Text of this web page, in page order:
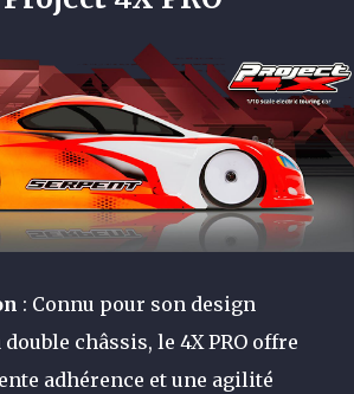
: Connu pour son design
châssis, le 4X PRO offre
adhérence et une agilité